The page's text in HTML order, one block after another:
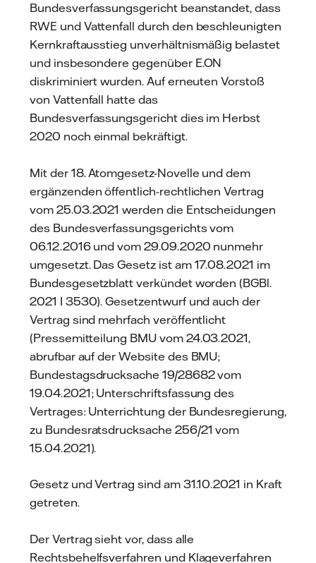
Bundesverfassungsgericht beanstandet, dass
RWE und Vattenfall durch den beschleunigten
Kernkraftausstieg unverhältnismäßig belastet
und insbesondere gegenüber E.ON
diskriminiert wurden. Auf erneuten Vorstoß
von Vattenfall hatte das
Bundesverfassungsgericht dies im Herbst
2020 noch einmal bekräftigt.
Mit der 18. Atomgesetz-Novelle und dem
ergänzenden öffentlich-rechtlichen Vertrag
vom 25.03.2021 werden die Entscheidungen
des Bundesverfassungsgerichts vom
06.12.2016 und vom 29.09.2020 nunmehr
umgesetzt. Das Gesetz ist am 17.08.2021 im
Bundesgesetzblatt verkündet worden (BGBl.
2021 I 3530). Gesetzentwurf und auch der
Vertrag sind mehrfach veröffentlicht
(Pressemitteilung BMU vom 24.03.2021,
abrufbar auf der Website des BMU;
Bundestagsdrucksache 19/28682 vom
19.04.2021; Unterschriftsfassung des
Vertrages: Unterrichtung der Bundesregierung,
zu Bundesratsdrucksache 256/21 vom
15.04.2021).
Gesetz und Vertrag sind am 31.10.2021 in Kraft
getreten.
Der Vertrag sieht vor, dass alle
Rechtsbehelfsverfahren und Klageverfahren